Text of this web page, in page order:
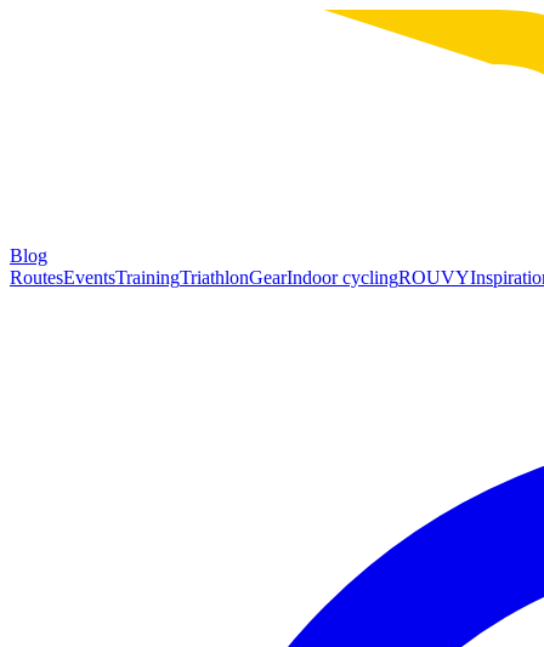
Blog
RoutesEventsTrainingTriathlonGearIndoor cyclingROUVY